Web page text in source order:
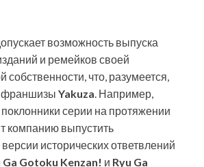
возможность выпуска
и ремейков своей
собственности, что, разумеется,
франшизы Yakuza . Например,
серии на протяжении
компанию выпустить
исторических ответвлений
Ga Gotoku Kenzan! и Ryu Ga